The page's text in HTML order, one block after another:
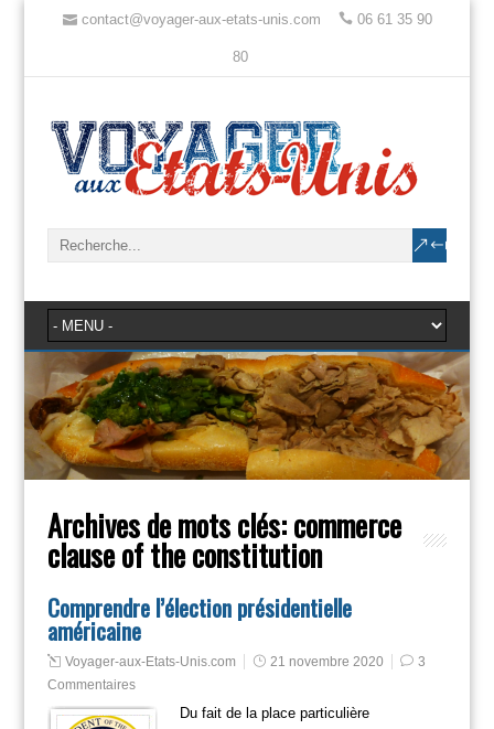
contact@voyager-aux-etats-unis.com 06 61 35 90
80
Archives de mots clés:commerce
clause of the constitution
Comprendre l’élection présidentielle
américaine
Voyager-aux-Etats-Unis.com 21 novembre 2020
3
Commentaires
Du fait de la place particulière